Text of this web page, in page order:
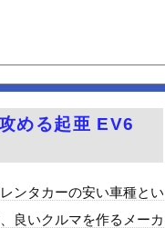
ど本当に...
対遵守マン」
める起亜 EV6
ンタカーの安い車種とい
良いクルマを作るメーカ